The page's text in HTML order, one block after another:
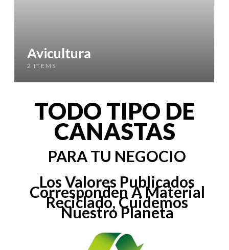
Avicultura
2 ITEMS
TODO TIPO DE
CANASTAS
PARA TU NEGOCIO
Los Valores Publicados
Corresponden A Material
Reciclado, Cuidemos
Nuestro Planeta